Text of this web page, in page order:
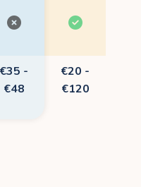
€35 -
€48
€20 -
€120